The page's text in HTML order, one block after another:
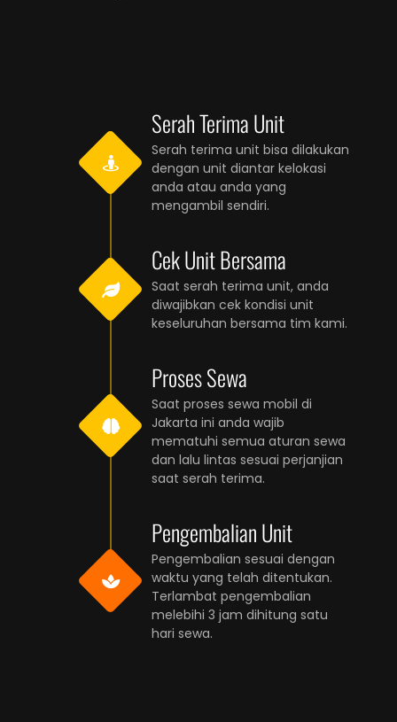
Serah Terima Unit
Serah terima unit bisa dilakukan
dengan unit diantar kelokasi
anda atau anda yang
mengambil sendiri.
Cek Unit Bersama
Saat serah terima unit, anda
diwajibkan cek kondisi unit
keseluruhan bersama tim kami.
Proses Sewa
Saat proses sewa mobil di
Jakarta ini anda wajib
mematuhi semua aturan sewa
dan lalu lintas sesuai perjanjian
saat serah terima.
Pengembalian Unit
Pengembalian sesuai dengan
waktu yang telah ditentukan.
Terlambat pengembalian
melebihi 3 jam dihitung satu
hari sewa.